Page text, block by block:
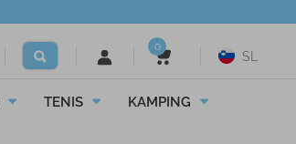
0
SL
TENIS KAMPING